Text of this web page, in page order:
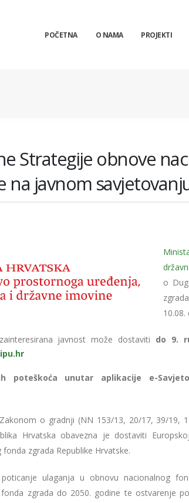
POČETNA O NAMA PROJEKTI
Strategije obnove
na javnom
o
10.08.
javnost može dostaviti do 9.
poteškoća unutar aplikacije e-
o gradnji (NN 153/13, 20/17, 39/19,
Hrvatska obavezna je dostaviti
zgrada Republike Hrvatske.
ulaganja u obnovu nacionalnog
zgrada do 2050. godine te ostvarenje